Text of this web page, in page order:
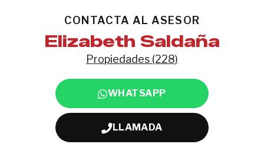
CONTACTA AL ASESOR
Elizabeth Saldaña
Propiedades (228)
WHATSAPP
LLAMADA